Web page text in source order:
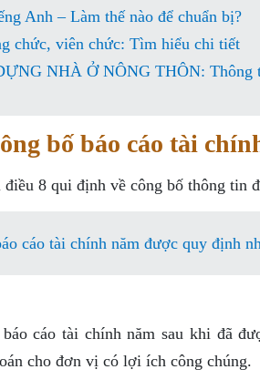
Anh – Làm thế nào để chuẩn bị?
chức, viên chức: Tìm hiểu chi tiết
NHÀ Ở NÔNG THÔN: Thông
bố báo cáo tài
8 qui định về công bố thông tin
cáo tài chính năm được quy định
cáo tài chính năm sau khi đã
cho đơn vị có lợi ích công chúng.